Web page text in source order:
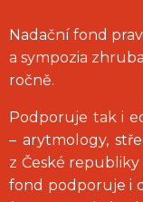
Nadační fond
a sympozia
ročně.
Podporuje tak i
– arytmology,
z České
fond podporuje i